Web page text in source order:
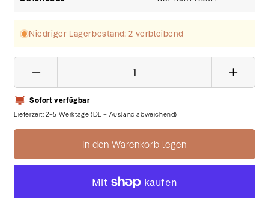
Niedriger Lagerbestand: 2 verbleibend
die
Menge
für
Ferdi
Postacılar
Erhöhe
die
Ferdi
Sofort verfügbar
Lieferzeit: 2–5 Werktage (DE – Ausland abweichend)
In den Warenkorb legen